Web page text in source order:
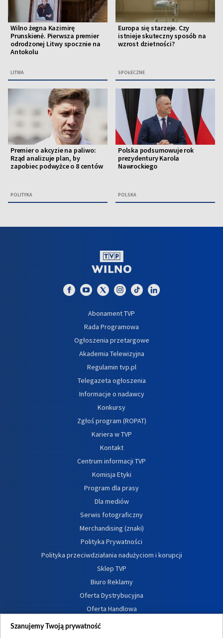
Wilno żegna Kazimirę
Prunskienė. Pierwsza premier
odrodzonej Litwy spocznie na
Antokolu
LITWA
Europa się starzeje. Czy
istnieje skuteczny sposób na
wzrost dzietności?
SPOŁECZNE
Premier o akcyzie na paliwo:
Rząd analizuje plan, by
zapobiec podwyżce o 8 centów
POLITYKA
Polska podsumowuje rok
prezydentury Karola
Nawrockiego
POLSKA
Abonament TVP
Rada Programowa
Ogłoszenia przetargowe
Akademia Telewizyjna
Regulamin tvp.pl
Telegazeta ogłoszenia
Informacje o nadawcy
Konkursy
Zgłoś program (ROPAT)
Kariera w TVP
Kontakt
Centrum informacji TVP
Komisja Etyki
Program dla prasy
Dla mediów
Serwis fotograficzny
Merchandising (znaki)
Polityka Prywatności
Polityka przeciwdziałania nadużyciom i korupcji
Sklep TVP
Biuro Reklamy
Oferta Dystrybucyjna
Oferta Handlowa
Dostępność
Szanujemy Twoją prywatność